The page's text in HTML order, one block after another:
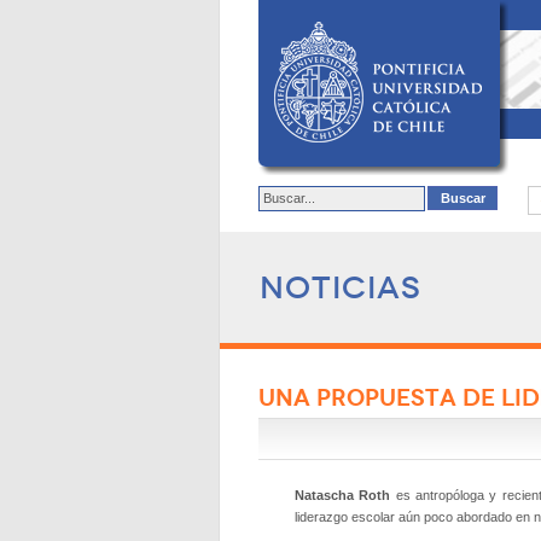
Noticias
UNA PROPUESTA DE
Natascha Roth es antropóloga y
liderazgo escolar aún poco abordado en